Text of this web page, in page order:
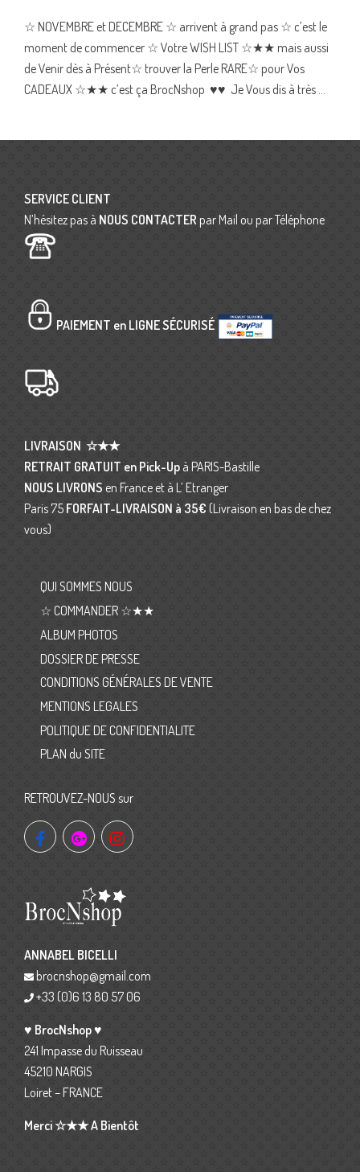
☆ NOVEMBRE et DECEMBRE ☆ arrivent à grand pas ☆ c’est le
moment de commencer ☆ Votre WISH LIST ☆★★ mais aussi
de Venir dès à Présent☆ trouver la Perle RARE☆ pour Vos
CADEAUX ☆★★ c’est ça BrocNshop ♥♥ Je Vous dis à très ...
Posts
SERVICE CLIENT
N’hésitez pas à NOUS CONTACTER par Mail ou par Téléphone
PAIEMENT en LIGNE SÉCURISÉ
LIVRAISON ☆★★
RETRAIT GRATUIT en Pick-Up à PARIS-Bastille
NOUS LIVRONS en France et à L’ Etranger
Paris 75 FORFAIT-LIVRAISON à 35€ (Livraison en bas de chez
vous)
QUI SOMMES NOUS
☆ COMMANDER ☆★★
ALBUM PHOTOS
DOSSIER DE PRESSE
CONDITIONS GÉNÉRALES DE VENTE
MENTIONS LEGALES
POLITIQUE DE CONFIDENTIALITE
PLAN du SITE
RETROUVEZ-NOUS sur
ANNABEL BICELLI
brocnshop@gmail.com
+33 (0)6 13 80 57 06
♥ BrocNshop ♥
241 Impasse du Ruisseau
45210 NARGIS
Loiret – FRANCE
Merci ☆★★ A Bientôt